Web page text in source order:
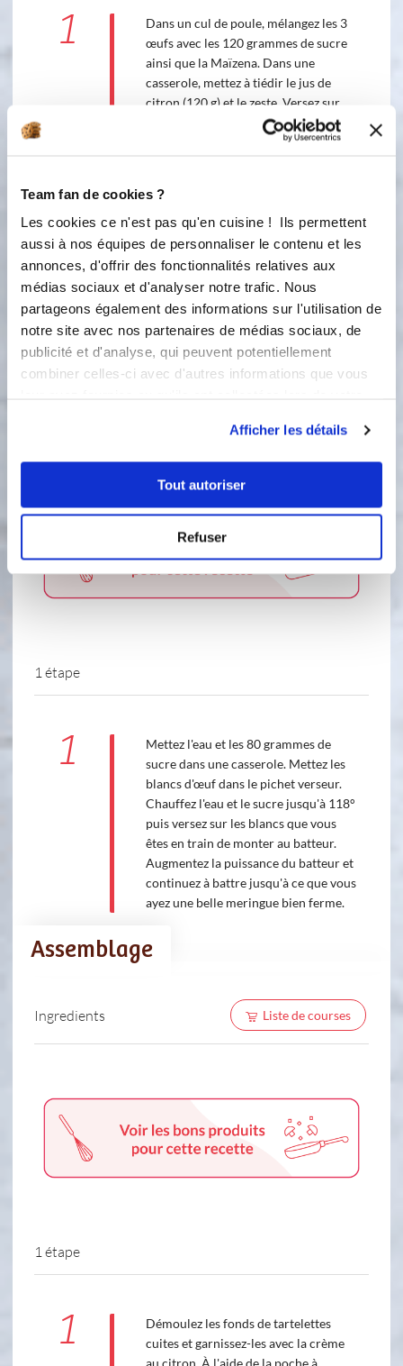
Team fan de cookies ?
Les cookies ce n'est pas qu'en cuisine ! Ils permettent
aussi à nos équipes de personnaliser le contenu et les
annonces, d'offrir des fonctionnalités relatives aux
médias sociaux et d'analyser notre trafic. Nous
partageons également des informations sur l'utilisation de
notre site avec nos partenaires de médias sociaux, de
publicité et d'analyse, qui peuvent potentiellement
combiner celles-ci avec d'autres informations que vous
Afficher les détails
Tout autoriser
Refuser
1
Dans un cul de poule, mélangez les 3
œufs avec les 120 grammes de sucre
ainsi que la Maïzena. Dans une
casserole, mettez à tiédir le jus de
citron (120 g) et le zeste. Versez sur
les œufs et remettez le tout dans la
casserole et faites cuire jusqu'à
au contact et placez au frais.
Meringue à l'italienne
Ingredients Liste de courses
de sucre
1 étape
1
Mettez l'eau et les 80 grammes de
sucre dans une casserole. Mettez les
blancs d'œuf dans le pichet verseur.
Chauffez l'eau et le sucre jusqu'à 118°
puis versez sur les blancs que vous
êtes en train de monter au batteur.
Augmentez la puissance du batteur et
continuez à battre jusqu'à ce que vous
ayez une belle meringue bien ferme.
Assemblage
Ingredients Liste de courses
1 étape
1
Démoulez les fonds de tartelettes
cuites et garnissez-les avec la crème
au citron. À l'aide de la poche à